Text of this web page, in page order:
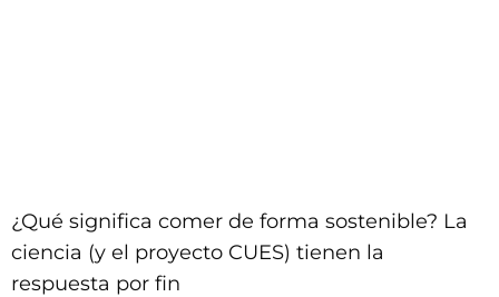
¿Qué significa comer de forma sostenible? La
ciencia (y el proyecto CUES) tienen la
respuesta por fin